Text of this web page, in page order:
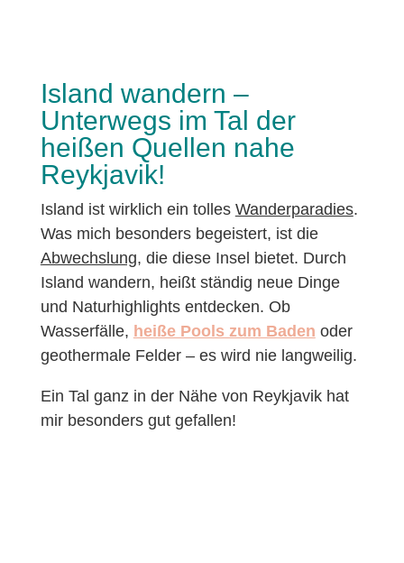
Island wandern –
Unterwegs im Tal der
heißen Quellen nahe
Reykjavik!
Island ist wirklich ein tolles Wanderparadies.
Was mich besonders begeistert, ist die
Abwechslung, die diese Insel bietet. Durch
Island wandern, heißt ständig neue Dinge
und Naturhighlights entdecken. Ob
Wasserfälle, heiße Pools zum Baden oder
geothermale Felder – es wird nie langweilig.
Ein Tal ganz in der Nähe von Reykjavik hat
mir besonders gut gefallen!